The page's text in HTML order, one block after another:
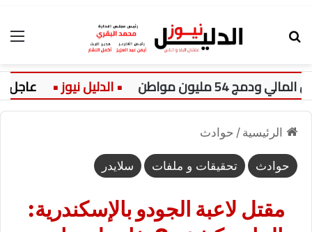
عاجل:
الرئيسية / حوادث
حوادث تحقيقات و ملفات سلايدر
مقتل لاعبة الجودو بالإسكندرية: